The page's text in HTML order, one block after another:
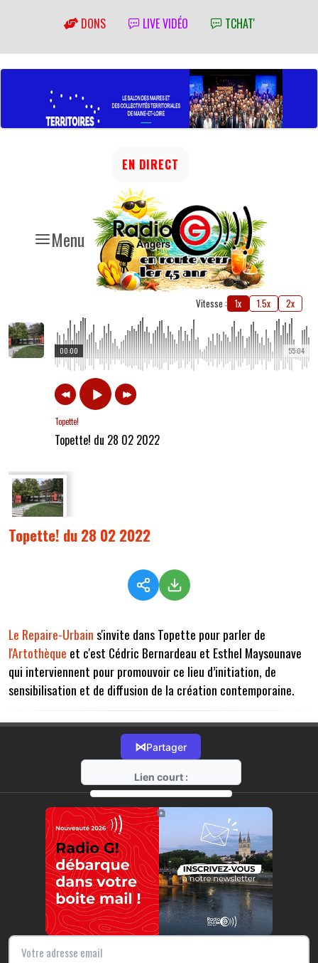
DONS LIVE VIDÉO TCHAT'
Menu
EN DIRECT
Vitesse : 1x 1.5x 2x
55:04
00:00
Topette!
Topette! du 28 02 2022
Topette! du 28 02 2022
Le Repaire-Urbains'invite dans Topette pour parler de
l'Artothèque et c'est Cédric Bernardeau et Esthel Maysounave
qui interviennent pour promouvoir ce lieu d’initiation, de
sensibilisation et de diffusion de la création contemporaine.
⋈Partager
Lien court :
https://radio-g.fr?7750
⧉